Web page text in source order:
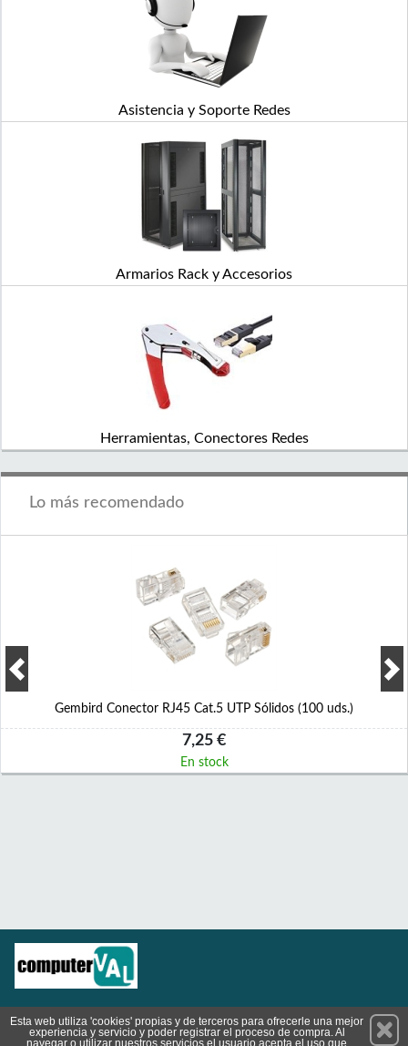
Asistencia y Soporte Redes
Armarios Rack y Accesorios
Herramientas, Conectores Redes
Lo más recomendado
Gembird Conector RJ45 Cat.5 UTP Sólidos (100 uds.)
7,25 €
En stock
Suscríbete
Esta web utiliza 'cookies' propias y de terceros para ofrecerle una mejor
experiencia y servicio y poder registrar el proceso de compra. Al
navegar o utilizar nuestros servicios el usuario acepta el uso que